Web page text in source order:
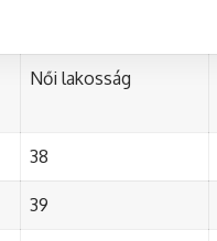
Női lakosság
38
39